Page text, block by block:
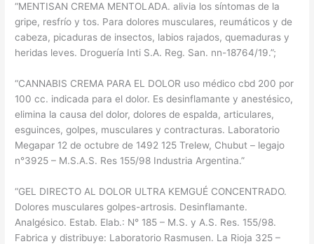
“MENTISAN CREMA MENTOLADA. alivia los síntomas de la
gripe, resfrío y tos. Para dolores musculares, reumáticos y de
cabeza, picaduras de insectos, labios rajados, quemaduras y
heridas leves. Droguería Inti S.A. Reg. San. nn-18764/19.”;
“CANNABIS CREMA PARA EL DOLOR uso médico cbd 200 por
100 cc. indicada para el dolor. Es desinflamante y anestésico,
elimina la causa del dolor, dolores de espalda, articulares,
esguinces, golpes, musculares y contracturas. Laboratorio
Megapar 12 de octubre de 1492 125 Trelew, Chubut – legajo
n°3925 – M.S.A.S. Res 155/98 Industria Argentina.”
“GEL DIRECTO AL DOLOR ULTRA KEMGUÉ CONCENTRADO.
Dolores musculares golpes-artrosis. Desinflamante.
Analgésico. Estab. Elab.: N° 185 – M.S. y A.S. Res. 155/98.
Fabrica y distribuye: Laboratorio Rasmusen. La Rioja 325 –